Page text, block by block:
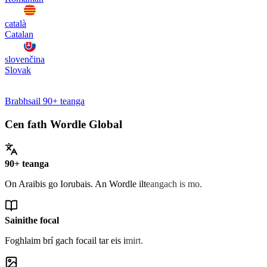
català
Catalan
slovenčina
Slovak
Brabhsail 90+ teanga
Cen fath Wordle Global
90+ teanga
On Araibis go Iorubais. An Wordle ilteangach is mo.
Sainithe focal
Foghlaim brí gach focail tar eis imirt.